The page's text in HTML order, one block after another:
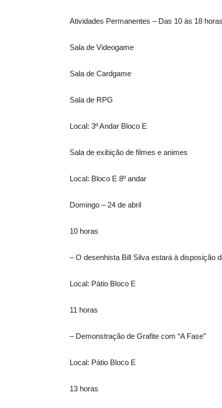
Atividades Permanentes – Das 10 às 18 horas
Sala de Videogame
Sala de Cardgame
Sala de RPG
Local: 3º Andar Bloco E
Sala de exibição de filmes e animes
Local: Bloco E 8º andar
Domingo – 24 de abril
10 horas
– O desenhista Bill Silva estará à disposição
Local: Pátio Bloco E
11 horas
– Demonstração de Grafite com “A Fase”
Local: Pátio Bloco E
13 horas